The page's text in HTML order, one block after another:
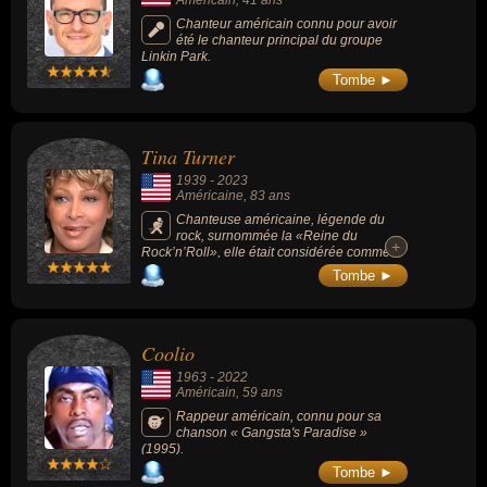
Chanteur américain connu pour avoir
été le chanteur principal du groupe
Linkin Park.
Tombe ►
Tina Turner
1939 - 2023
Américaine, 83 ans
Chanteuse américaine, légende du
rock, surnommée la «Reine du
Rock’n’Roll», elle était considérée comme
l'une des plus grandes artistes de tous les
temps, connue pour ses chansons « What's
GoldenEye » (1995). Elle est l'une des
artistes les plus populaires du monde, avec
des ventes estimées à plus de 180 millions
de disques au moment de sa disparition et
fait partie avec Diana Ross et Aretha Franklin
des chanteuses afro-américaines les plus
influentes du XXe siècle. 1ère artiste noire et
la 1ère femme à faire la couverture du
magazine Rolling Stone qui l'a classée parmi
+
+
Tombe ►
Coolio
1963 - 2022
Américain, 59 ans
Rappeur américain, connu pour sa
chanson « Gangsta's Paradise »
(1995).
Tombe ►